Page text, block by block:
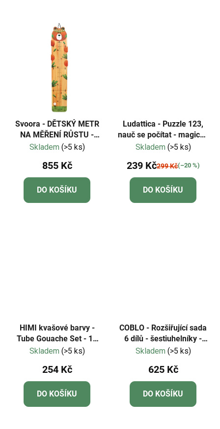
Svoora - DĚTSKÝ METR
NA MĚŘENÍ RŮSTU -
MEDVĚD
Skladem (>5 ks)
855 Kč
DO KOŠÍKU
Ludattica - Puzzle 123,
nauč se počítat - magický
les
Skladem (>5 ks)
239 Kč299 Kč(–20 %)
DO KOŠÍKU
HIMI kvašové barvy -
Tube Gouache Set - 12
Colours (12 ml)
Skladem (>5 ks)
254 Kč
DO KOŠÍKU
COBLO - Rozšiřující sada
6 dílů - šestiuhelníky -
Pastel
Skladem (>5 ks)
625 Kč
DO KOŠÍKU